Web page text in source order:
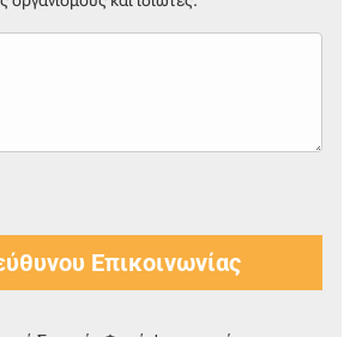
Επικοινωνίας